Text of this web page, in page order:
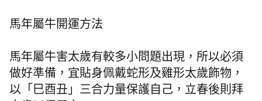
馬年屬牛開運方法
馬年屬牛害太歲有較多小問題出現，所以必須
做好準備，宜貼身佩戴蛇形及雞形太歲飾物，
以「巳酉丑」三合力量保護自己，立春後則拜